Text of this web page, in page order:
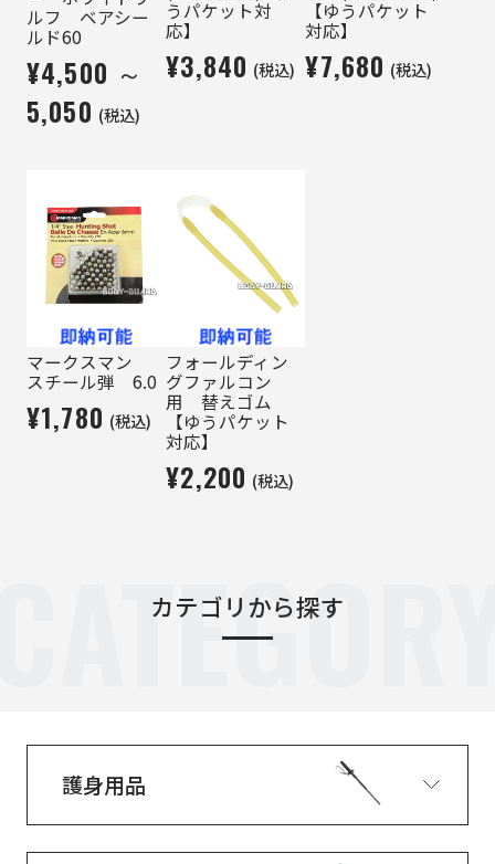
ルフ ベアシー
ルド60
¥4,500 ～
5,050 (税込)
うパケット対
応】
¥3,840 (税込)
【ゆうパケット
対応】
¥7,680 (税込)
マークスマン
スチール弾 6.0
¥1,780 (税込)
フォールディン
グファルコン
用 替えゴム
【ゆうパケット
対応】
¥2,200 (税込)
カテゴリから探す
護身用品